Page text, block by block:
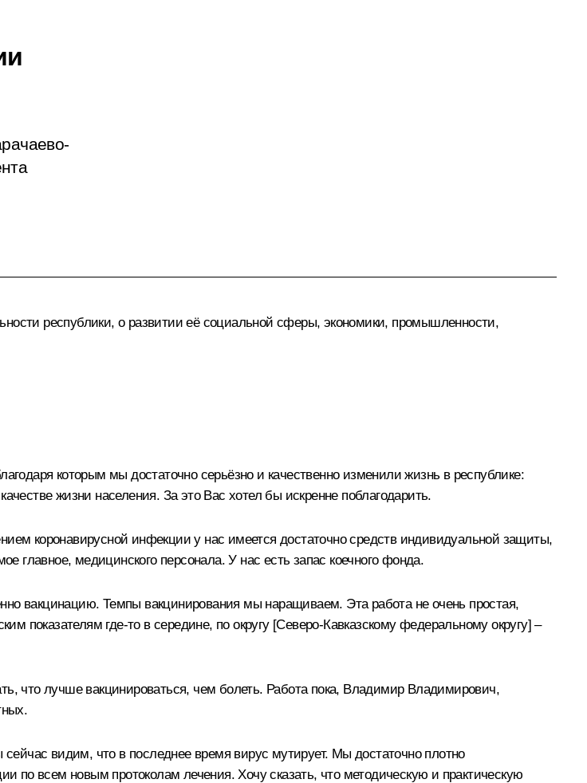
республики, о развитии её социальной сферы, экономики, промышленности,
которым мы достаточно серьёзно и качественно изменили жизнь в республике:
жизни населения. За это Вас хотел бы искренне поблагодарить.
коронавирусной инфекции у нас имеется достаточно средств индивидуальной защиты,
главное, медицинского персонала. У нас есть запас коечного фонда.
вакцинацию. Темпы вакцинирования мы наращиваем. Эта работа не очень простая,
показателям где-то в середине, по округу [Северо-Кавказскому федеральному округу] –
что лучше вакцинироваться, чем болеть. Работа пока, Владимир Владимирович,
видим, что в последнее время вирус мутирует. Мы достаточно плотно
по всем новым протоколам лечения. Хочу сказать, что методическую и практическую